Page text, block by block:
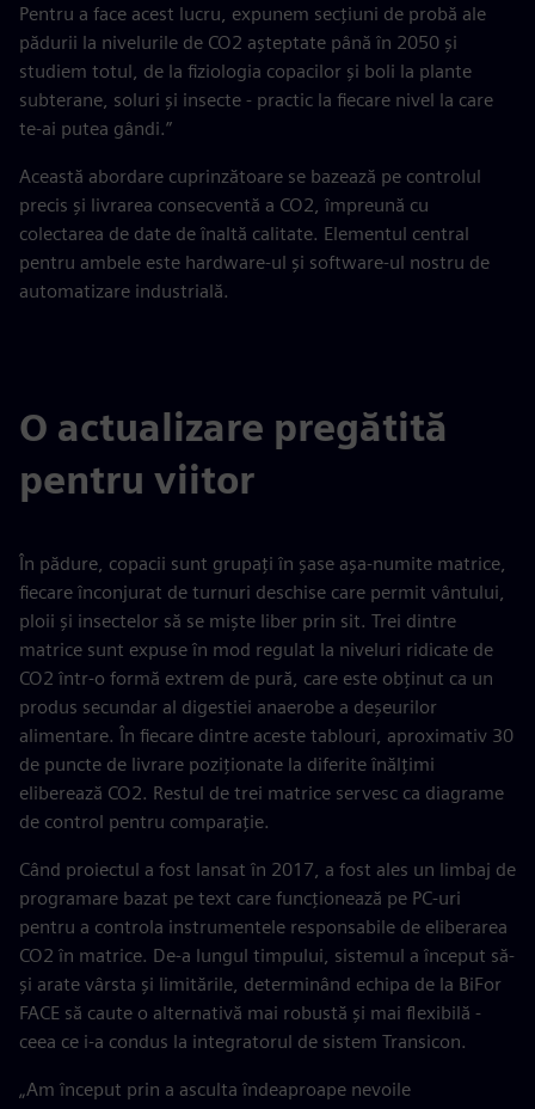
Pentru a face acest lucru, expunem secțiuni de probă ale
pădurii la nivelurile de CO2 așteptate până în 2050 și
studiem totul, de la fiziologia copacilor și boli la plante
subterane, soluri și insecte - practic la fiecare nivel la care
te-ai putea gândi.”
Această abordare cuprinzătoare se bazează pe controlul
precis și livrarea consecventă a CO2, împreună cu
colectarea de date de înaltă calitate. Elementul central
pentru ambele este hardware-ul și software-ul nostru de
automatizare industrială.
O actualizare pregătită
pentru viitor
În pădure, copacii sunt grupați în șase așa-numite matrice,
fiecare înconjurat de turnuri deschise care permit vântului,
ploii și insectelor să se miște liber prin sit. Trei dintre
matrice sunt expuse în mod regulat la niveluri ridicate de
CO2 într-o formă extrem de pură, care este obținut ca un
produs secundar al digestiei anaerobe a deșeurilor
alimentare. În fiecare dintre aceste tablouri, aproximativ 30
de puncte de livrare poziționate la diferite înălțimi
eliberează CO2. Restul de trei matrice servesc ca diagrame
de control pentru comparație.
Când proiectul a fost lansat în 2017, a fost ales un limbaj de
programare bazat pe text care funcționează pe PC-uri
pentru a controla instrumentele responsabile de eliberarea
CO2 în matrice. De-a lungul timpului, sistemul a început să-
și arate vârsta și limitările, determinând echipa de la BiFor
FACE să caute o alternativă mai robustă și mai flexibilă -
ceea ce i-a condus la integratorul de sistem Transicon.
„Am început prin a asculta îndeaproape nevoile